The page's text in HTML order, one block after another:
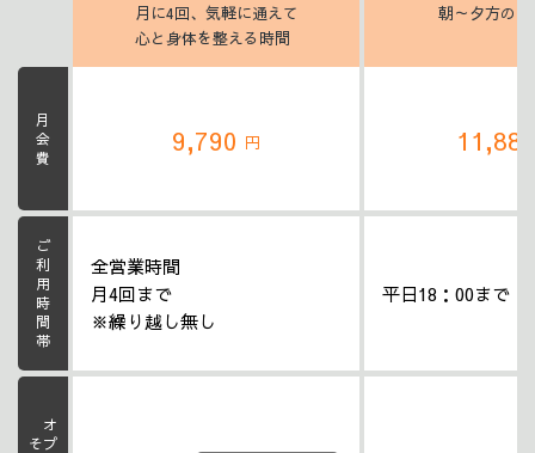
月に4回、気軽に通えて
心と身体を整える時間
朝～夕方の
月会費 9,790 円
ご利用時間帯
全営業時間
月4回まで
※繰り越し無し
平日18：00まで